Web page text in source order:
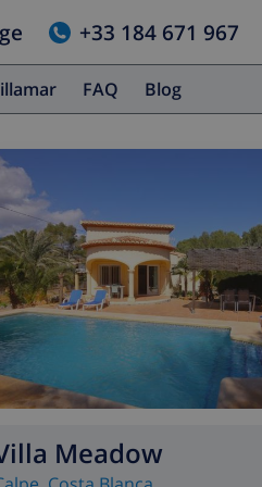
+33 184 671 967
FAQ Blog
Meadow